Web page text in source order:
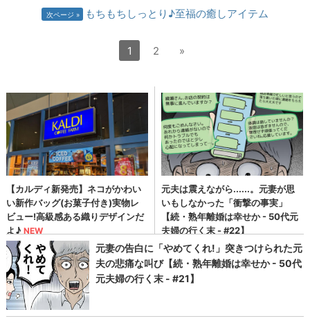
次ページ もちもちしっとり♪至福の癒しアイテム
1 2 »